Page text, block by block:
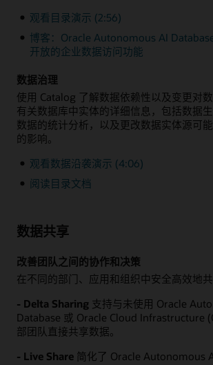
观看目录演示 (2:56)
博客：Oracle Autonomous AI
开放的企业数据访问功能
数据治理
使用 Catalog 了解数据依赖性以及变更对
有关数据库中实体的详细信息，包括数据
数据的统计分析，以及更改数据实体源可
的影响。
观看数据沿袭演示 (4:06)
阅读目录文档
数据共享
改善团队之间的协作和决策
在不同的部门、应用和组织中安全高效地共
- Delta Sharing 支持与未使用 Oracle
Database 或 Oracle Cloud Infrastructure
部团队直接共享数据。
- Live Share 简化了 Oracle Autonomous